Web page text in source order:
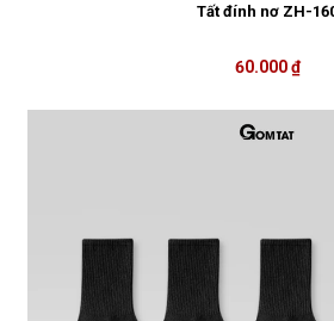
Tất đính nơ ZH-
60.000 ₫